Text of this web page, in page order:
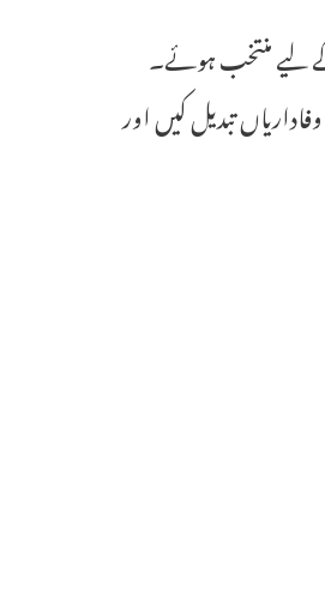
لیے منتخب ہوئے۔
وفاداریاں تبدیل کیں اور